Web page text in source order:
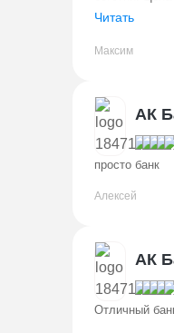
даже чуть
небольшую
Читать
Максим
АК
просто банк
Алексей
АК
Отличный